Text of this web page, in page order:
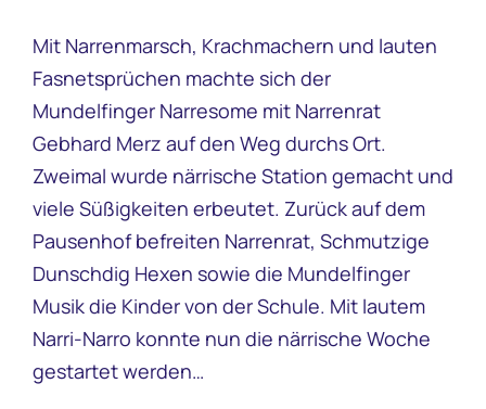
Mit Narrenmarsch, Krachmachern und lauten
Fasnetsprüchen machte sich der
Mundelfinger Narresome mit Narrenrat
Gebhard Merz auf den Weg durchs Ort.
Zweimal wurde närrische Station gemacht und
viele Süßigkeiten erbeutet. Zurück auf dem
Pausenhof befreiten Narrenrat, Schmutzige
Dunschdig Hexen sowie die Mundelfinger
Musik die Kinder von der Schule. Mit lautem
Narri-Narro konnte nun die närrische Woche
gestartet werden…